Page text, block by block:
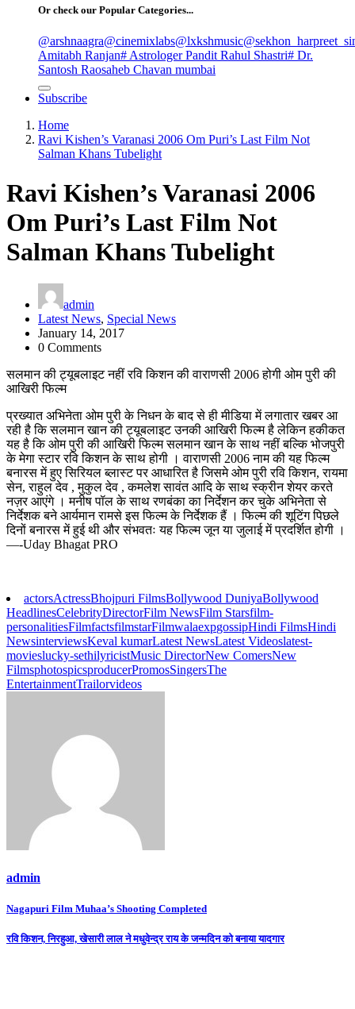
Or check our Popular Categories...
@arshnaagra@cinemixlabs@lxkshmusic
Amitabh Ranjan# Astrologer Pandit Rahul Shastri# Dr.
Santosh Raosaheb Chavan mumbai
Subscribe
Home
Ravi Kishen’s Varanasi 2006 Om Puri’s Last Film Not
Salman Khans Tubelight
Ravi Kishen’s Varanasi 2006
Om Puri’s Last Film Not
Salman Khans Tubelight
admin
Latest News, Special News
January 14, 2017
0 Comments
सलमान की ट्यूबलाइट नहीं रवि किशन की वाराणसी 2006 होगी ओम पुरी की
आखिरी फिल्म
प्रख्यात अभिनेता ओम पुरी के निधन के बाद से ही मीडिया में लगातार खबर आ
रही है कि सलमान खान की ट्यूबलाइट उनकी आखिरी फिल्म है लेकिन हकीकत
यह है कि ओम पुरी की आखिरी फिल्म सलमान खान के साथ नहीं बल्कि भोजपुरी
के मेगा स्टार रवि किशन के साथ होगी । वाराणसी 2006 नाम की यह फिल्म
बनारस में हुए सिरियल ब्लास्ट पर आधारित है जिसमे ओम पुरी रवि किशन, रायमा
सेन, राहुल देव , मुकुल देव , कमलेश सावंत आदि के साथ स्क्रीन शेयर करते
नज़र आएंगे । मनीष पॉल के साथ रणबंका का निर्देशन कर चुके अभिनेता से
निर्देशक बने आर्यमान रामसे इस फिल्म के निर्देशक हैं । फिल्म की शूटिंग पिछले
दिनों बनारस में हुई थी और संभवतः यह फिल्म जून या जुलाई में प्रदर्शित होगी ।
—-Uday Bhagat PRO
actorsActressBhojpuri FilmsBollywood DuniyaBollywood
HeadlinesCelebrityDirectorFilm NewsFilm Starsfilm-
personalitiesFilmfactsfilmstarFilmwalaexpgossipHindi FilmsHindi
NewsinterviewsKeval kumarLatest NewsLatest Videoslatest-
movieslucky-sethilyricistMusic DirectorNew ComersNew
FilmsphotospicsproducerPromosSingersThe
EntertainmentTrailorvideos
admin
Post
navigation
Nagapuri Film Muhaa’s Shooting Completed
रवि किशन, निरहुआ, खेसारी लाल ने मधुवेन्द्र राय के जन्मदिन को बनाया यादगार